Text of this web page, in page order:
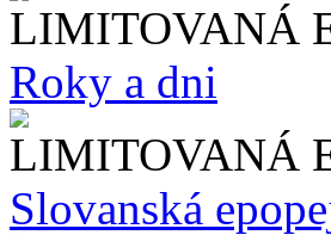
LIMITOVANÁ
Roky a dni
LIMITOVANÁ
Slo​vanská